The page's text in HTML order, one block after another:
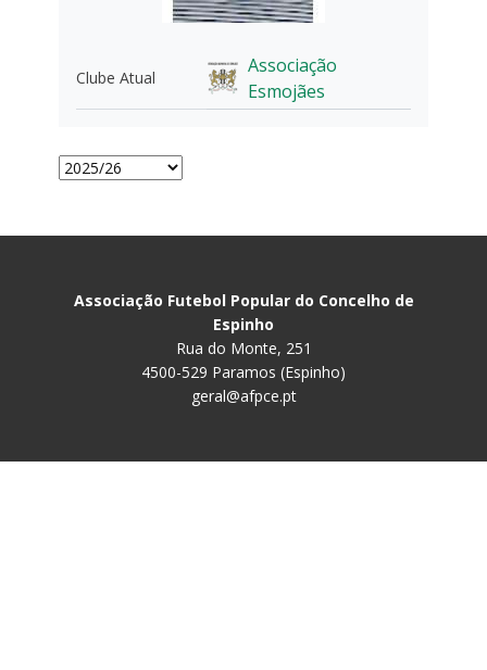
Clube Atual
Associação
Esmojães
Associação Futebol Popular do Concelho de
Espinho
Rua do Monte, 251
4500-529 Paramos (Espinho)
geral@afpce.pt